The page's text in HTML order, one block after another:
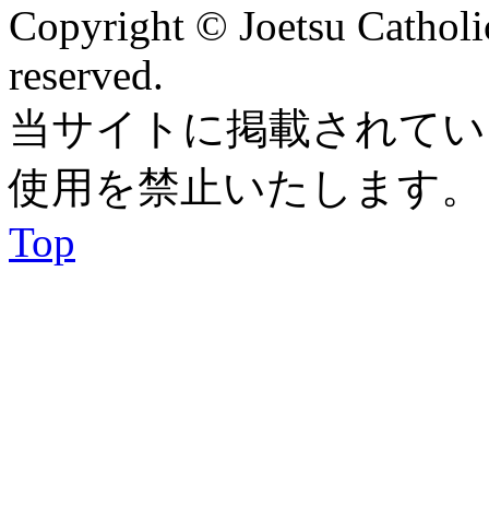
Copyright © Joetsu
reserved.
当サイトに掲載されて
使用を禁止いたします。
Top